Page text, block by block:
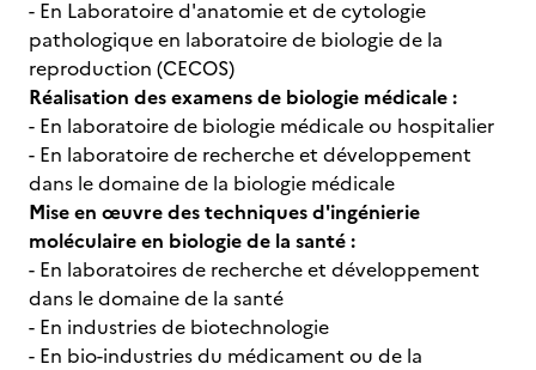
- En Laboratoire d'anatomie et de cytologie
pathologique en laboratoire de biologie de la
reproduction (CECOS)
Réalisation des examens de biologie médicale :
- En laboratoire de biologie médicale ou hospitalier
- En laboratoire de recherche et développement
dans le domaine de la biologie médicale
Mise en œuvre des techniques d'ingénierie
moléculaire en biologie de la santé :
- En laboratoires de recherche et développement
dans le domaine de la santé
- En industries de biotechnologie
- En bio-industries du médicament ou de la